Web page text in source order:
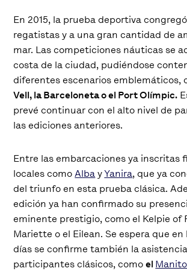
En 2015, la prueba deportiva
regatistas y a una gran cantidad de
mar. Las competiciones náuticas se
costa de la ciudad, pudiéndose
diferentes escenarios emblemáticos,
Vell, la Barceloneta o el Port Olímpic.
prevé continuar con el alto nivel de
las ediciones anteriores.
Entre las embarcaciones ya inscritas
locales comoAlbayYanira, que ya
del triunfo en esta prueba clásica.
edición ya han confirmado su
eminente prestigio, como el Kelpie of
Mariette o el Eilean. Se espera que en
días se confirme también la
participantes clásicos, comoel